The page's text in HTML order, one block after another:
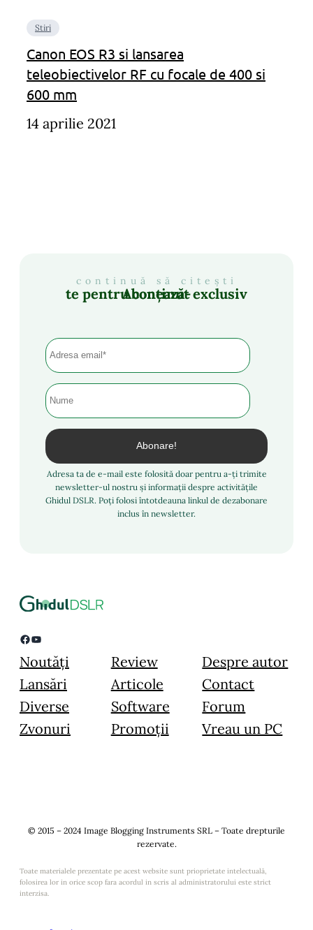
Stiri
Canon EOS R3 si lansarea
teleobiectivelor RF cu focale de 400 si
600 mm
14 aprilie 2021
continuă să citești
Abonează-te pentru conținut exclusiv
Adresa ta de e-mail este folosită doar pentru a-ți trimite
newsletter-ul nostru și informații despre activitățile
Ghidul DSLR. Poți folosi întotdeauna linkul de dezabonare
inclus în newsletter.
Facebook YouTube
Noutăți
Lansări
Diverse
Zvonuri
Review
Articole
Software
Promoții
Despre autor
Contact
Forum
Vreau un PC
© 2015 – 2024 Image Blogging Instruments SRL – Toate drepturile
rezervate.
Toate materialele prezentate pe acest website sunt prioprietate intelectuală,
folosirea lor in orice scop fara acordul in scris al administratorului este strict
interzisa.